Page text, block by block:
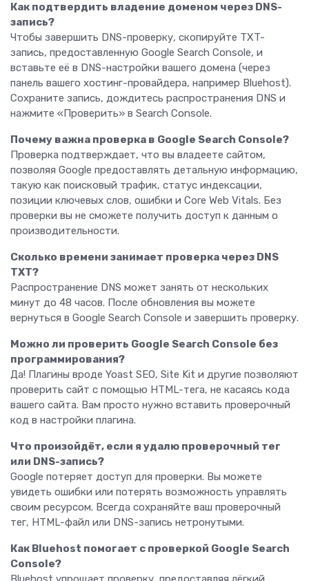
Как подтвердить владение доменом через DNS-
запись?
Чтобы завершить DNS-проверку, скопируйте TXT-
запись, предоставленную Google Search Console, и
вставьте её в DNS-настройки вашего домена (через
панель вашего хостинг-провайдера, например Bluehost).
Сохраните запись, дождитесь распространения DNS и
нажмите «Проверить» в Search Console.
Почему важна проверка в Google Search Console?
Проверка подтверждает, что вы владеете сайтом,
позволяя Google предоставлять детальную информацию,
такую как поисковый трафик, статус индексации,
позиции ключевых слов, ошибки и Core Web Vitals. Без
проверки вы не сможете получить доступ к данным о
производительности.
Сколько времени занимает проверка через DNS
TXT?
Распространение DNS может занять от нескольких
минут до 48 часов. После обновления вы можете
вернуться в Google Search Console и завершить проверку.
Можно ли проверить Google Search Console без
программирования?
Да! Плагины вроде Yoast SEO, Site Kit и другие позволяют
проверить сайт с помощью HTML-тега, не касаясь кода
вашего сайта. Вам просто нужно вставить проверочный
код в настройки плагина.
Что произойдёт, если я удалю проверочный тег
или DNS-запись?
Google потеряет доступ для проверки. Вы можете
увидеть ошибки или потерять возможность управлять
своим ресурсом. Всегда сохраняйте ваш проверочный
тег, HTML-файл или DNS-запись нетронутыми.
Как Bluehost помогает с проверкой Google Search
Console?